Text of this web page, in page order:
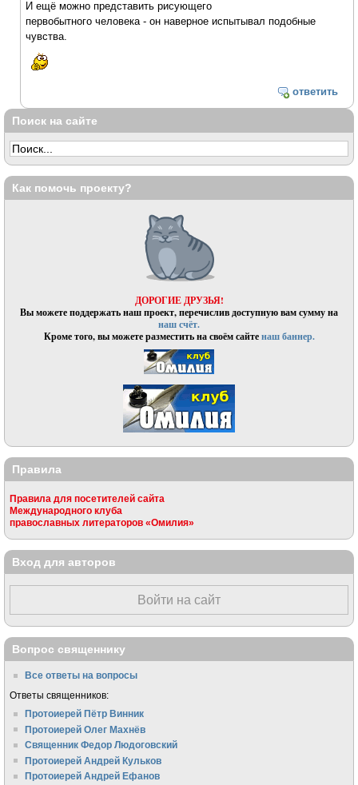
И ещё можно представить рисующего
первобытного человека - он наверное испытывал подобные
чувства.
ответить
Поиск на сайте
Как помочь проекту?
ДОРОГИЕ ДРУЗЬЯ!
Вы можете поддержать наш проект, перечислив доступную вам сумму на
наш счёт.
Кроме того, вы можете разместить на своём сайтенаш баннер.
Правила
Правила для посетителей сайта
Международного клуба
православных литераторов «Омилия»
Вход для авторов
Войти на сайт
Вопрос священнику
Все ответы на вопросы
Ответы священников:
Протоиерей Пётр Винник
Протоиерей Олег Махнёв
Священник Федор Людоговский
Протоиерей Андрей Кульков
Протоиерей Андрей Ефанов